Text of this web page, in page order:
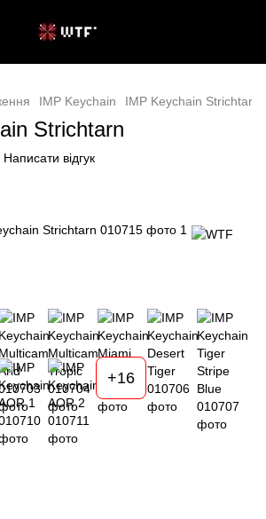
IMP Keychain IMP Keychain Strichtarn
Strichtarn
Написати відгук
+16